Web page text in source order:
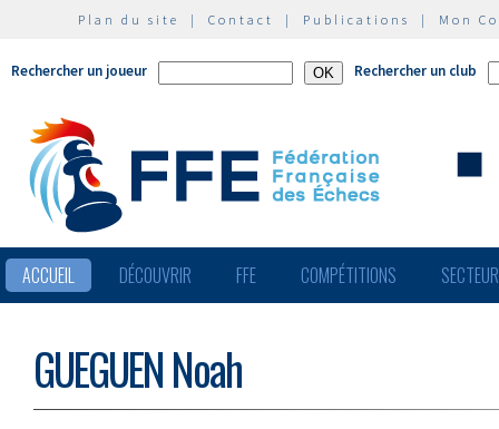
Plan du site | Contact | Publications | Mon
Rechercher un joueur Rechercher un club
ACCUEIL DÉCOUVRIR FFE COMPÉTITIONS
GUEGUEN Noah